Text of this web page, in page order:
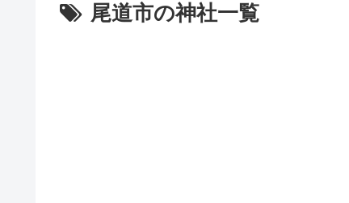
尾道市の神社一覧